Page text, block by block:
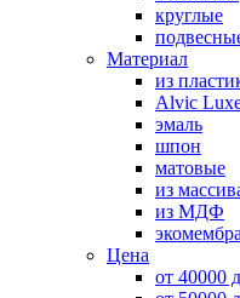
круглые
Материал
из
Alvic
эмаль
шпон
матовые
из
из МДФ
Цена
от 40000